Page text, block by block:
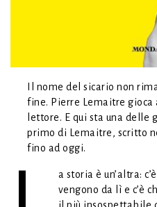
Il nome del sicario non
fine. Pierre Lemaitre gioca
lettore. E qui sta una delle
primo di Lemaitre, scritto
fino ad oggi.
a storia è un’altra:
vengono da lì e c’è
il più insospettabile